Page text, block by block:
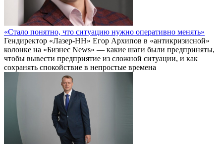
«Стало понятно, что ситуацию нужно оперативно менять»
Гендиректор «Лазер-НН» Егор Архипов в «антикризисной»
колонке на «Бизнес News» — какие шаги были предприняты,
чтобы вывести предприятие из сложной ситуации, и как
сохранять спокойствие в непростые времена